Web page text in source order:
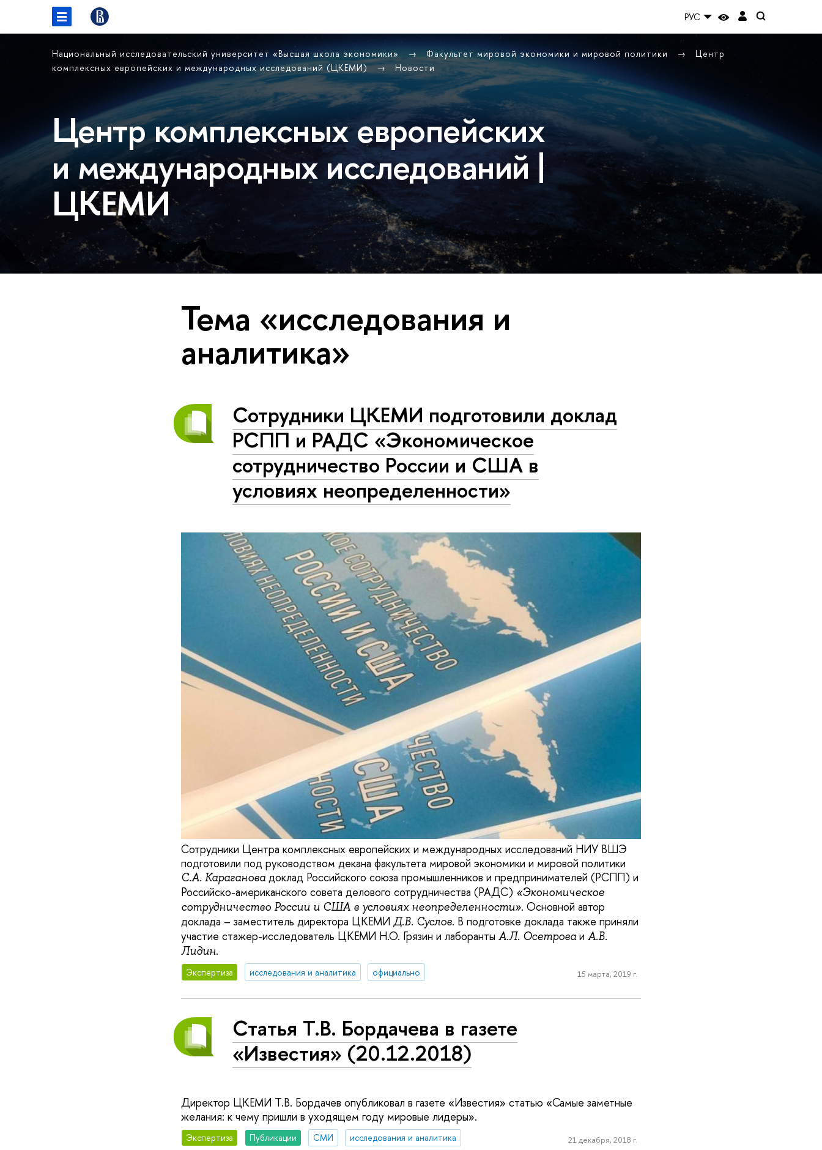
РУС
Национальный исследовательский университет «Высшая школа экономики» Факультет мировой экономики и мировой политики
Центр
комплексных европейских и международных исследований (ЦКЕМИ)
Новости
Центр комплексных европейских
и международных исследований |
ЦКЕМИ
Тема «исследования и
аналитика»
Сотрудники ЦКЕМИ подготовили доклад
РСПП и РАДС «Экономическое
сотрудничество России и США в
условиях неопределенности»
Сотрудники Центра комплексных европейских и международных исследований НИУ ВШЭ
подготовили под руководством декана факультета мировой экономики и мировой политики
С.А. Карагановадоклад Российского союза промышленников и предпринимателей (РСПП) и
Российско-американского совета делового сотрудничества (РАДС) «Экономическое
сотрудничество России и США в условиях неопределенности». Основной автор
доклада – заместитель директора ЦКЕМИ Д.В. Суслов. В подготовке доклада также приняли
участие стажер-исследователь ЦКЕМИ Н.О. Грязин и лаборанты А.Л. Осетроваи А.В.
Лидин.
Экспертиза исследования и аналитика официально 15 марта, 2019 г.
Статья Т.В. Бордачева в газете
«Известия» (20.12.2018)
Директор ЦКЕМИ Т.В. Бордачев опубликовал в газете «Известия» статью «Самые заметные
желания: к чему пришли в уходящем году мировые лидеры».
Экспертиза Публикации СМИ исследования и аналитика 21 декабря, 2018 г.